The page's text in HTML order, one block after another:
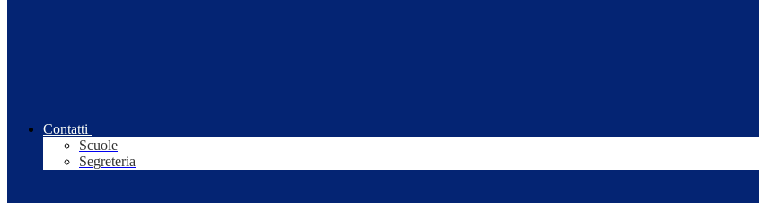
Contatti
Scuole
Segreteria